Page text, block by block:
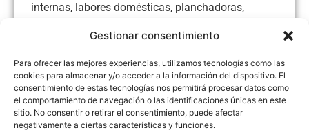
Gestionar consentimiento
Para ofrecer las mejores experiencias, utilizamos tecnologías como las
cookies para almacenar y/o acceder a la información del dispositivo. El
consentimiento de estas tecnologías nos permitirá procesar datos como
el comportamiento de navegación o las identificaciones únicas en este
sitio. No consentir o retirar el consentimiento, puede afectar
negativamente a ciertas características y funciones.
internas, labores domésticas, planchadoras,
hospitales y domicilio, cuidado de
mayores....abierto de lunes a viernes mañana
10.00 a 14.00 tarde 17.00 a 20.00